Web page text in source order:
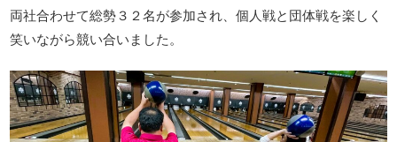
両社合わせて総勢３２名が参加され、個人戦と団体戦を楽しく
笑いながら競い合いました。